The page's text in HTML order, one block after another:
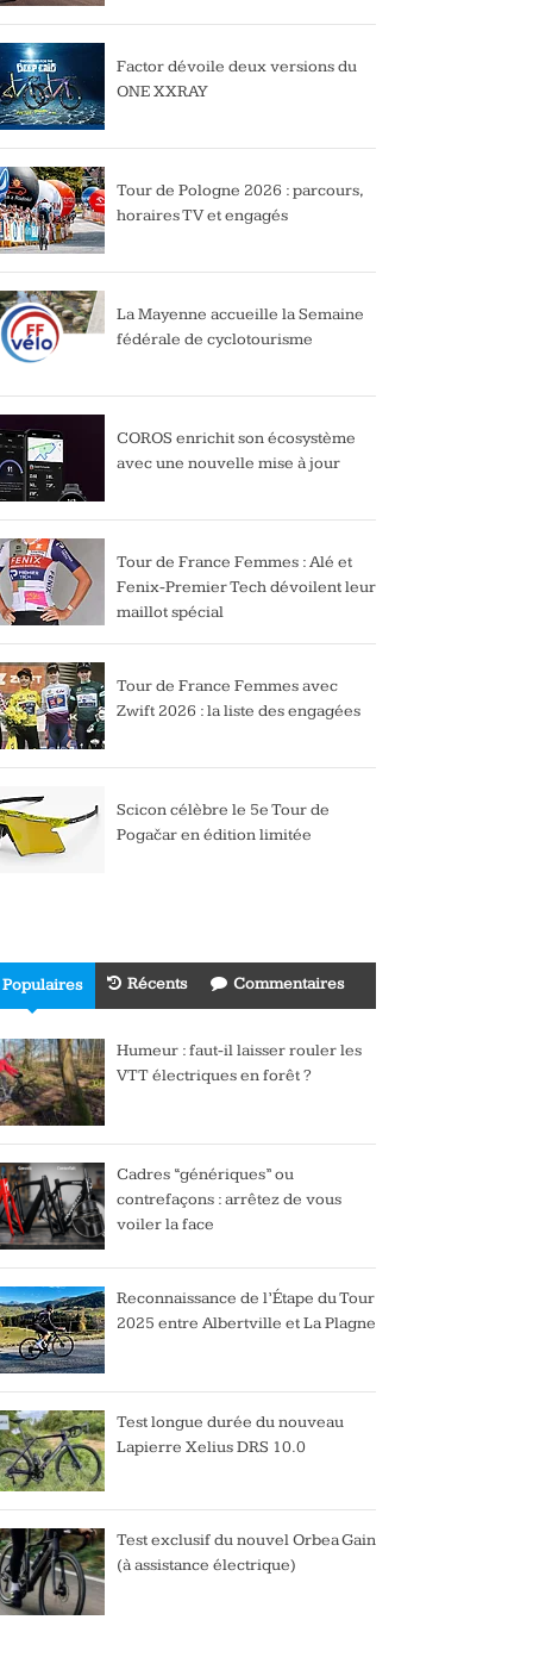
Factor dévoile deux versions du
ONE XXRAY
Tour de Pologne 2026 : parcours,
horaires TV et engagés
La Mayenne accueille la Semaine
fédérale de cyclotourisme
COROS enrichit son écosystème
avec une nouvelle mise à jour
Tour de France Femmes : Alé et
Fenix-Premier Tech dévoilent leur
maillot spécial
Tour de France Femmes avec
Zwift 2026 : la liste des engagées
Scicon célèbre le 5e Tour de
Pogačar en édition limitée
Populaires Récents Commentaires
Humeur : faut-il laisser rouler les
VTT électriques en forêt ?
Cadres “génériques” ou
contrefaçons : arrêtez de vous
voiler la face
Reconnaissance de l’Étape du Tour
2025 entre Albertville et La Plagne
Test longue durée du nouveau
Lapierre Xelius DRS 10.0
Test exclusif du nouvel Orbea Gain
(à assistance électrique)